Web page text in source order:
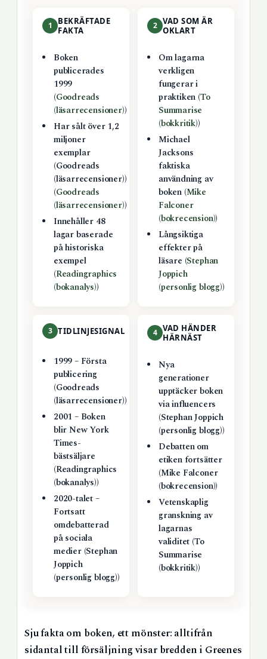
1
BEKRÄFTADE
FAKTA
Boken
publicerades
1999
(Goodreads
(läsarrecensioner))
Har sålt över 1,2
miljoner
exemplar
(Goodreads
(läsarrecensioner))
(Goodreads
(läsarrecensioner))
Innehåller 48
lagar baserade
på historiska
exempel
(Readingraphics
(bokanalys))
2 VAD SOM ÄR
OKLART
Om lagarna
verkligen
fungerar i
praktiken (To
Summarise
(bokkritik))
Michael
Jacksons
faktiska
användning av
boken (Mike
Falconer
(bokrecension))
Långsiktiga
effekter på
läsare (Stephan
Joppich
(personlig blogg))
3 TIDLINJESIGNAL
1999 – Första
publicering
(Goodreads
(läsarrecensioner))
2001 – Boken
blir New York
Times-
bästsäljare
(Readingraphics
(bokanalys))
2020-talet –
Fortsatt
omdebatterad
på sociala
medier (Stephan
Joppich
(personlig blogg))
4 VAD HÄNDER
HÄRNÄST
Nya
generationer
upptäcker boken
via influencers
(Stephan Joppich
(personlig blogg))
Debatten om
etiken fortsätter
(Mike Falconer
(bokrecension))
Vetenskaplig
granskning av
lagarnas
validitet (To
Summarise
(bokkritik))
Sju fakta om boken, ett mönster: alltifrån
sidantal till försäljning visar bredden i Greenes